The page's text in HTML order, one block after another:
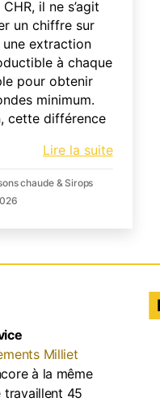
il ne s’agit
un chiffre sur
une extraction
à chaque
pour obtenir
minimum.
cette différence
Lire la suiteRéglage
du
pour
chaude & Sirops
Milliet
à la même
travaillent 45